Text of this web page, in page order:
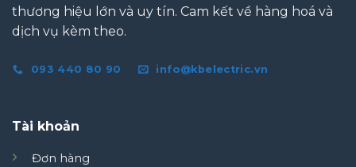
thương hiệu lớn và uy tín. Cam kết về hàng hoá và
dịch vụ kèm theo.
093 440 80 90 info@kbelectric.vn
Tài khoản
Đơn hàng